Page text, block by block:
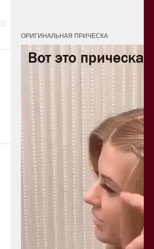
ОРИГИНАЛЬНАЯ ПРИЧЕСКА